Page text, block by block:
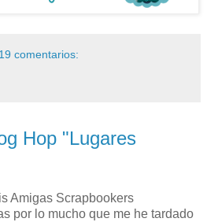
19 comentarios:
Hop "Lugares
Amigas Scrapbookers
por lo mucho que me he tardado